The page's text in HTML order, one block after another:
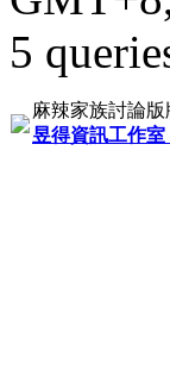
5
麻辣家族討論版
昱得資訊工作室